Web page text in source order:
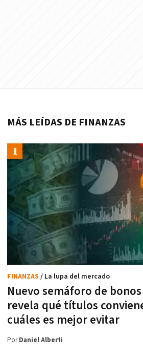
MÁS LEÍDAS DE FINANZAS
Nuevo semáforo de
revela qué títulos
cuáles es mejor evitar
FINANZAS / La lupa del mercado
PorDaniel Alberti